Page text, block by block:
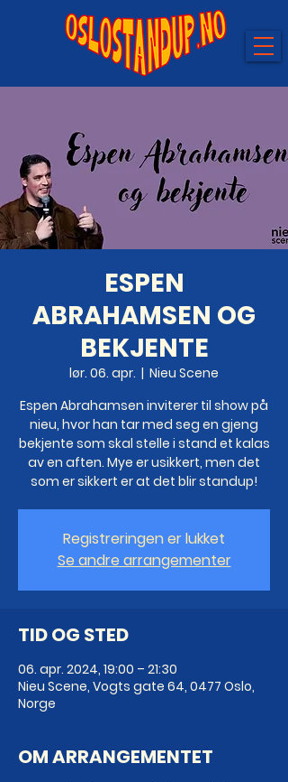
ESPEN
ABRAHAMSEN OG
BEKJENTE
lør. 06. apr.
  |
Nieu Scene
Espen Abrahamsen inviterer til show på
nieu, hvor han tar med seg en gjeng
bekjente som skal stelle i stand et kalas
av en aften. Mye er usikkert, men det
som er sikkert er at det blir standup!
Registreringen er lukket
Se andre arrangementer
TID OG STED
06. apr. 2024, 19:00 – 21:30
Nieu Scene, Vogts gate 64, 0477 Oslo,
Norge
OM ARRANGEMENTET